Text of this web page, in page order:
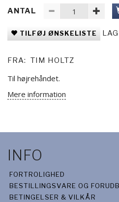
ANTAL
TILFØJ ØNSKELISTE
FRA: TIM HOLTZ
Til højrehåndet.
Mere information
INFO
FORTROLIGHED
BESTILLINGSVARE OG
BETINGELSER & VILKÅR